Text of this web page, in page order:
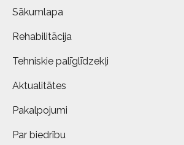
Sākumlapa
Rehabilitācija
Tehniskie palīglīdzekļi
Aktualitātes
Pakalpojumi
Par biedrību